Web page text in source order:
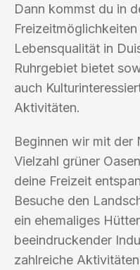
Dann kommst du in
Lebensqualität in
Ruhrgebiet bietet
auch
Aktivitäten.
Beginnen wir mit der
Vielzahl grüner
deine Freizeit
Besuche den
ein ehemaliges
beeindruckender
zahlreiche